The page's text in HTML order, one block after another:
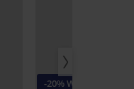
-20% WELCOME20